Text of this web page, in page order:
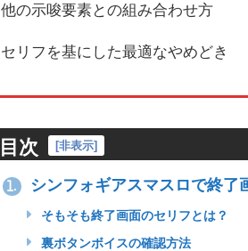
他の示唆要素との組み合わせ方
セリフを基にした最適なやめどき
目次 [非表示]
1. シンフォギアスマスロで終了
そもそも終了画面のセリフとは？
裏ボタンボイスの確認方法